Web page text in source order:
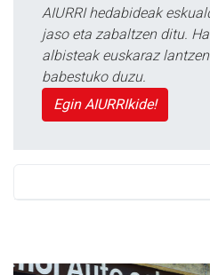
AIURRI hedabideak
jaso eta zabaltzen ditu.
albisteak euskaraz
babestuko duzu.
Egin AIURRIkide!